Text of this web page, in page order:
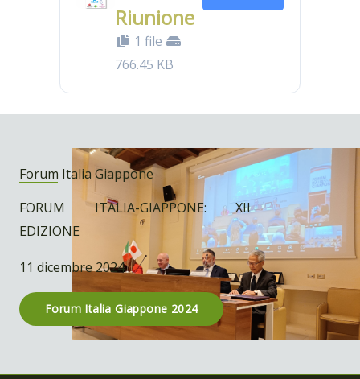
Riunione
1 file
766.45 KB
Forum Italia Giappone
FORUM ITALIA-GIAPPONE: XII
EDIZIONE
11 dicembre 2024
Forum Italia Giappone 2024